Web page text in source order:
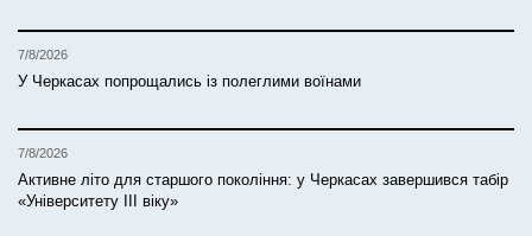
7/8/2026
У Черкасах попрощались із полеглими воїнами
7/8/2026
Активне літо для старшого покоління: у Черкасах завершився табір
«Університету ІІІ віку»